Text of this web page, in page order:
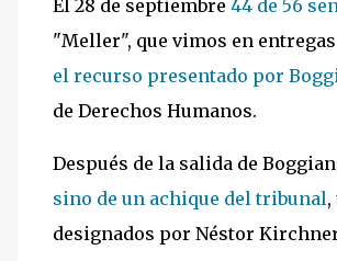
El 28 de septiembre 44 de 56
"Meller", que vimos en
el recurso presentado por
de Derechos Humanos.
Después de la salida de
sino de un achique del tribunal
designados por Néstor